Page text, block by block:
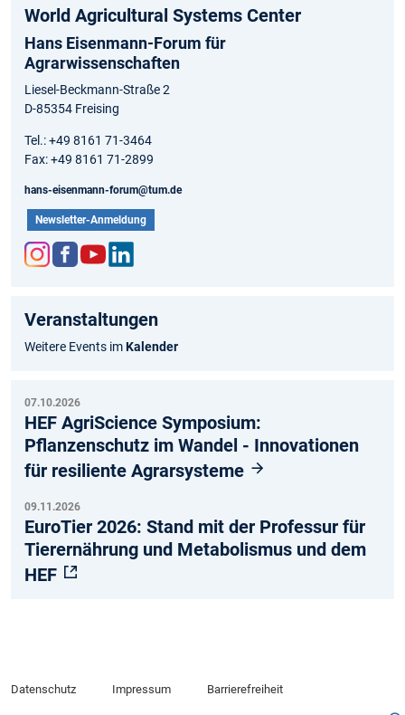
World Agricultural Systems Center
Hans Eisenmann-Forum für
Agrarwissenschaften
Liesel-Beckmann-Straße 2
D-85354 Freising
Tel.: +49 8161 71-3464
Fax: +49 8161 71-2899
hans-eisenmann-forum@tum.de
Newsletter-Anmeldung
am
ok
e
Veranstaltungen
Weitere Events imKalender
07.10.2026
HEF AgriScience Symposium:
Pflanzenschutz im Wandel - Innovationen
für resiliente Agrarsysteme
09.11.2026
EuroTier 2026: Stand mit der Professur für
Tierernährung und Metabolismus und dem
HEF
Datenschutz Impressum Barrierefreiheit